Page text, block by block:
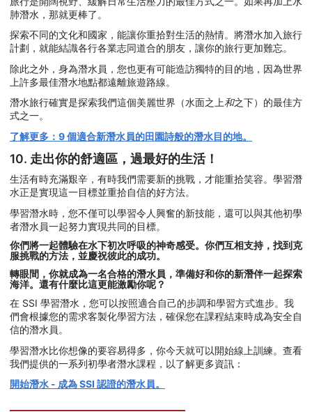
肺潛水，那就更棒了。
探索不同的文化和國家，能讓你重拾對生活的熱情。將潛水加入旅行
計劃，就能結識各行各業志同道合的朋友，讓你的旅行更加難忘。
除此之外，身為潛水員，您也更有可能造訪獨特的目的地，因為世界
上許多最佳潛水地點都遠離旅遊路線。
潛水旅行確實是探索我們這個美麗世界（水面之上和之下）的最佳方
式之一。
了解更多：9 個適合新潛水員的田園詩般的潛水目的地。
10. 走出你的舒適區，過最好的生活！
生活有時充滿艱辛，有時我們需要新的挑戰，才能重拾笑容。學習潛
水正是實現這一目標並重拾自信的好方法。
學習潛水時，您不僅可以學習令人興奮的新技能，還可以與其他初學
者潛水員一起努力實現共同的目標。
你們將一起體驗在水下初次呼吸的神奇感受。你們互相支持，找到克
服挑戰的方法，並慶祝彼此的成功。
轉眼間，你就成為一名合格的潛水員，準備好和你的新潛伴一起探索
海洋。還有什麼比這更能激勵你呢？
在 SSI 學習潛水，您可以按照適合自己的步調和學習方式進步。我
們會根據您的需求客製化學習方法，確保您在課程結束時成為安全自
信的潛水員。
學習潛水比你想像的要容易得多，你今天就可以開始線上訓練。查看
我們提供的一系列初學者潛水課程，以了解更多資訊：
開始潛水 - 成為 SSI 認證的潛水員。